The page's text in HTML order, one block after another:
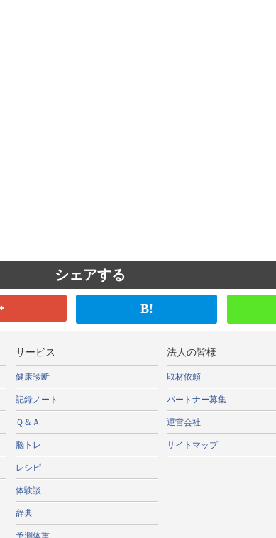
シェアする
B!
サービス
健康診断
記録ノート
Ｑ＆Ａ
脳トレ
レシピ
体験談
辞典
予測体重
法人の皆様
取材依頼
パートナー募集
運営会社
サイトマップ